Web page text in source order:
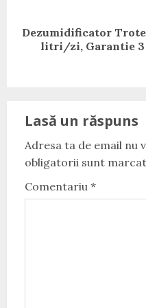
Next
Dezumidificator
litri/zi, Garantie 3
Lasă un răspuns
Adresa ta de email nu
obligatorii sunt
Comentariu *